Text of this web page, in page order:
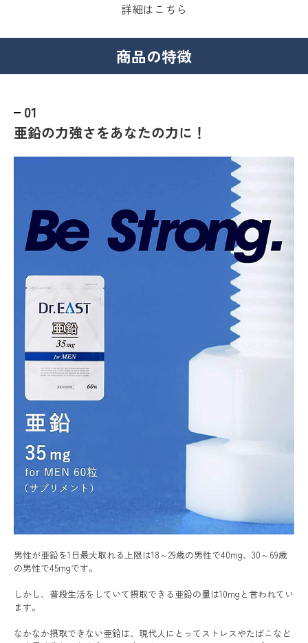
詳細はこちら
商品の特徴
01
亜鉛の力強さをあなたの力に！
男性が亜鉛を1日最大取れる上限は18～29歳の男性で40mg、30～69歳
の男性で45mgです。
しかし、普段生活をしていて摂取できる亜鉛の量は10mgと言われてい
ます。
なかなか摂取できない亜鉛は、現代人にとってストレスやたばこなど